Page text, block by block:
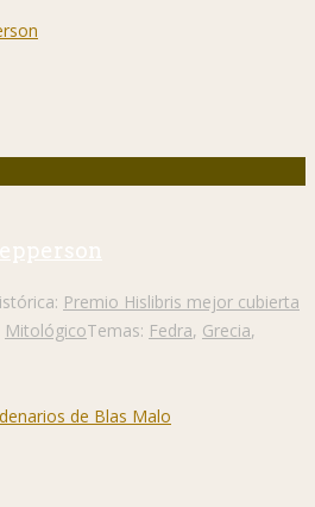
Premio Hislibris mejor cubierta
MitológicoTemas: Fedra, Grecia,